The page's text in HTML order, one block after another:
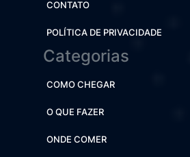
CONTATO
POLÍTICA DE PRIVACIDADE
Categorias
COMO CHEGAR
O QUE FAZER
ONDE COMER